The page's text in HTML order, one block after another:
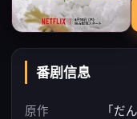
番剧信息
原作
「だ